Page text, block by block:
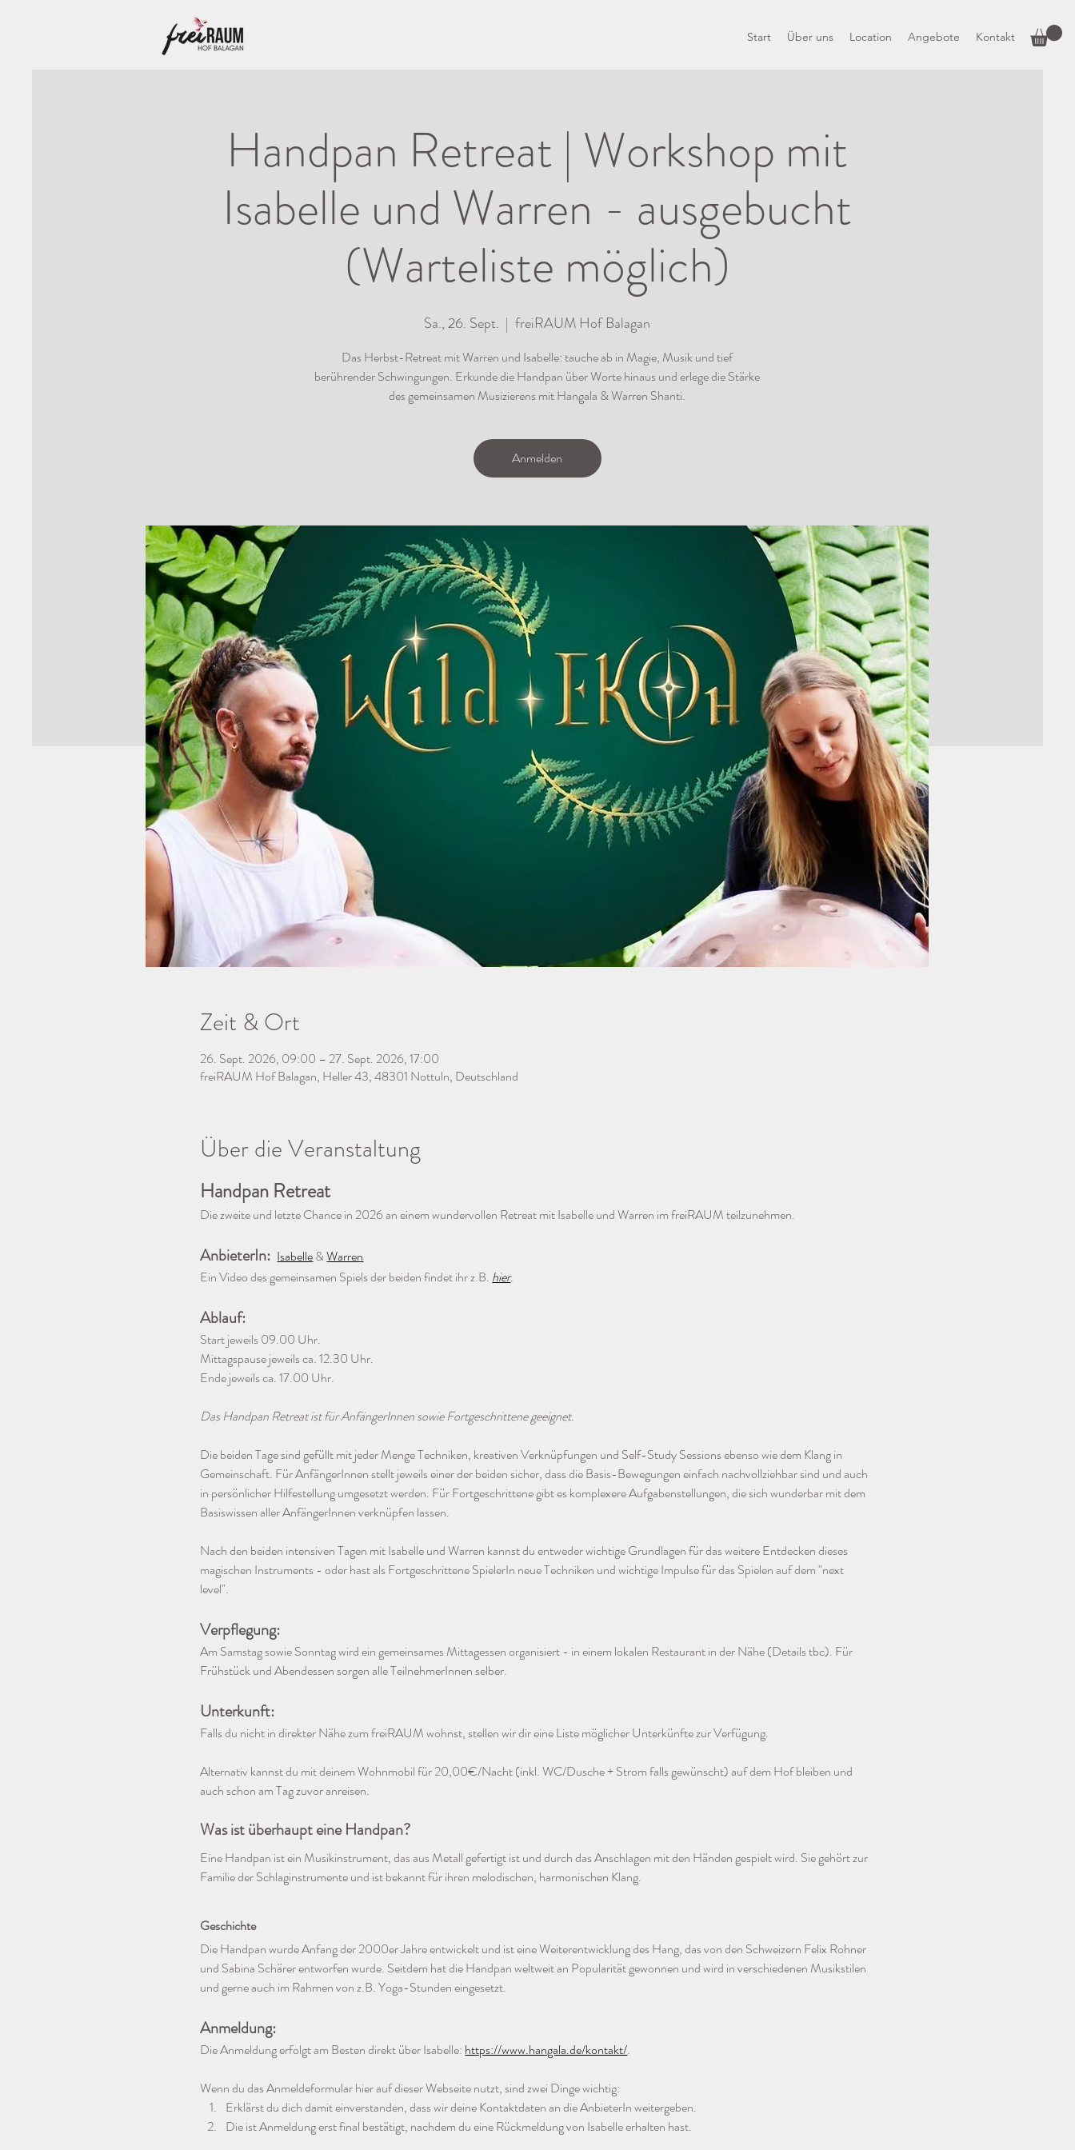
Start Über uns Location Angebote Kontakt
Handpan Retreat | Workshop mit
Isabelle und Warren - ausgebucht
(Warteliste möglich)
Sa., 26. Sept.
  |
freiRAUM Hof Balagan
Das Herbst-Retreat mit Warren und Isabelle: tauche ab in Magie, Musik und tief
berührender Schwingungen. Erkunde die Handpan über Worte hinaus und erlege die Stärke
des gemeinsamen Musizierens mit Hangala & Warren Shanti.
Anmelden
Zeit & Ort
26. Sept. 2026, 09:00 – 27. Sept. 2026, 17:00
freiRAUM Hof Balagan, Heller 43, 48301 Nottuln, Deutschland
Über die Veranstaltung
Handpan Retreat
Die zweite und letzte Chance in 2026 an einem wundervollen Retreat mit Isabelle und Warren im freiRAUM teilzunehmen.
AnbieterIn: Isabelle & Warren
Ein Video des gemeinsamen Spiels der beiden findet ihr z.B. hier.
Ablauf:
Start jeweils 09.00 Uhr.
Mittagspause jeweils ca. 12.30 Uhr.
Ende jeweils ca. 17.00 Uhr.
Das Handpan Retreat ist für AnfängerInnen sowie Fortgeschrittene geeignet.
Die beiden Tage sind gefüllt mit jeder Menge Techniken, kreativen Verknüpfungen und Self-Study Sessions ebenso wie dem Klang in
Gemeinschaft. Für AnfängerInnen stellt jeweils einer der beiden sicher, dass die Basis-Bewegungen einfach nachvollziehbar sind und auch
in persönlicher Hilfestellung umgesetzt werden. Für Fortgeschrittene gibt es komplexere Aufgabenstellungen, die sich wunderbar mit dem
Basiswissen aller AnfängerInnen verknüpfen lassen.
Nach den beiden intensiven Tagen mit Isabelle und Warren kannst du entweder wichtige Grundlagen für das weitere Entdecken dieses
magischen Instruments - oder hast als Fortgeschrittene SpielerIn neue Techniken und wichtige Impulse für das Spielen auf dem "next
level".
Verpflegung:
Am Samstag sowie Sonntag wird ein gemeinsames Mittagessen organisiert - in einem lokalen Restaurant in der Nähe (Details tbc). Für
Frühstück und Abendessen sorgen alle TeilnehmerInnen selber.
Unterkunft:
Falls du nicht in direkter Nähe zum freiRAUM wohnst, stellen wir dir eine Liste möglicher Unterkünfte zur Verfügung.
Alternativ kannst du mit deinem Wohnmobil für 20,00€/Nacht (inkl. WC/Dusche + Strom falls gewünscht) auf dem Hof bleiben und
auch schon am Tag zuvor anreisen.
Was ist überhaupt eine Handpan?
Eine Handpan ist ein Musikinstrument, das aus Metall gefertigt ist und durch das Anschlagen mit den Händen gespielt wird. Sie gehört zur
Familie der Schlaginstrumente und ist bekannt für ihren melodischen, harmonischen Klang.
Geschichte
Die Handpan wurde Anfang der 2000er Jahre entwickelt und ist eine Weiterentwicklung des Hang, das von den Schweizern Felix Rohner
und Sabina Schärer entworfen wurde. Seitdem hat die Handpan weltweit an Popularität gewonnen und wird in verschiedenen Musikstilen
und gerne auch im Rahmen von z.B. Yoga-Stunden eingesetzt.
Anmeldung:
Die Anmeldung erfolgt am Besten direkt über Isabelle: https://www.hangala.de/kontakt/.
Wenn du das Anmeldeformular hier auf dieser Webseite nutzt, sind zwei Dinge wichtig:
Erklärst du dich damit einverstanden, dass wir deine Kontaktdaten an die AnbieterIn weitergeben.
Die ist Anmeldung erst final bestätigt, nachdem du eine Rückmeldung von Isabelle erhalten hast.